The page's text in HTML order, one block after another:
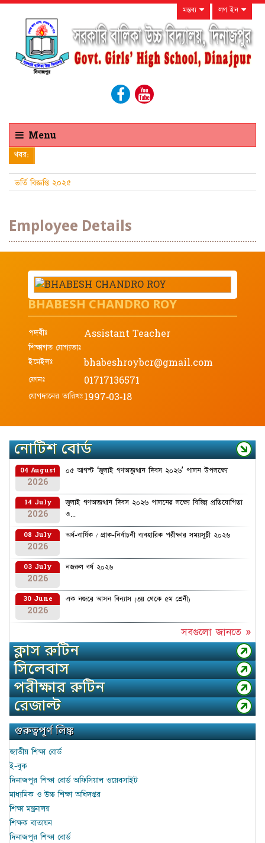
মন্তব্য লগ ইন
Menu
খবর:
ভর্তি বিজ্ঞপ্তি ২০২৫
Employee Details
BHABESH CHANDRO ROY
পদবীঃ
Assistant Teacher
শিক্ষাগত যোগ্যতাঃ
ইমেইলঃ
bhabeshroybcr@gmail.com
ফোনঃ
01717136571
যোগদানের তারিখঃ1997-03-18
নোটিশ বোর্ড
04 August
2026
০৫ আগস্ট ‘জুলাই গণঅভ্যুত্থান দিবস ২০২৬’ পালন উপলক্ষ্যে
14 July
2026
জুলাই গণঅভ্যত্থান দিবস ২০২৬ পালনের লক্ষ্যে বিভিন্ন প্রতিযোগিতা
ও...
08 July
2026
অর্ধ-বার্ষিক / প্রাক-নির্বাচনী ব্যবহারিক পরীক্ষার সময়সূচী ২০২৬
03 July
2026
নজরুল বর্ষ ২০২৬
30 June
2026
এক নজরে আসন বিন্যাস (৩য় থেকে ৫ম শ্রেনী)
সবগুলো জানতে »
ক্লাস রুটিন
সিলেবাস
পরীক্ষার রুটিন
রেজাল্ট
গুরুত্বপূর্ণ লিঙ্ক
জাতীয় শিক্ষা বোর্ড
ই-বুক
দিনাজপুর শিক্ষা বোর্ড অফিসিয়াল ওয়েবসাইট
মাধ্যমিক ও উচ্চ শিক্ষা অধিদপ্তর
শিক্ষা মন্ত্রনালয়
শিক্ষক বাতায়ন
দিনাজপুর শিক্ষা বোর্ড